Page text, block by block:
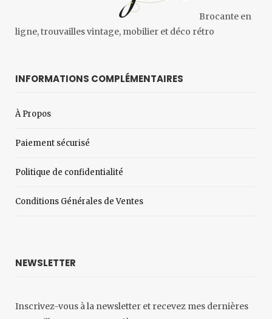
Brocante en
ligne, trouvailles vintage, mobilier et déco rétro
INFORMATIONS COMPLÉMENTAIRES
À Propos
Paiement sécurisé
Politique de confidentialité
Conditions Générales de Ventes
NEWSLETTER
Inscrivez-vous à la newsletter et recevez mes dernières